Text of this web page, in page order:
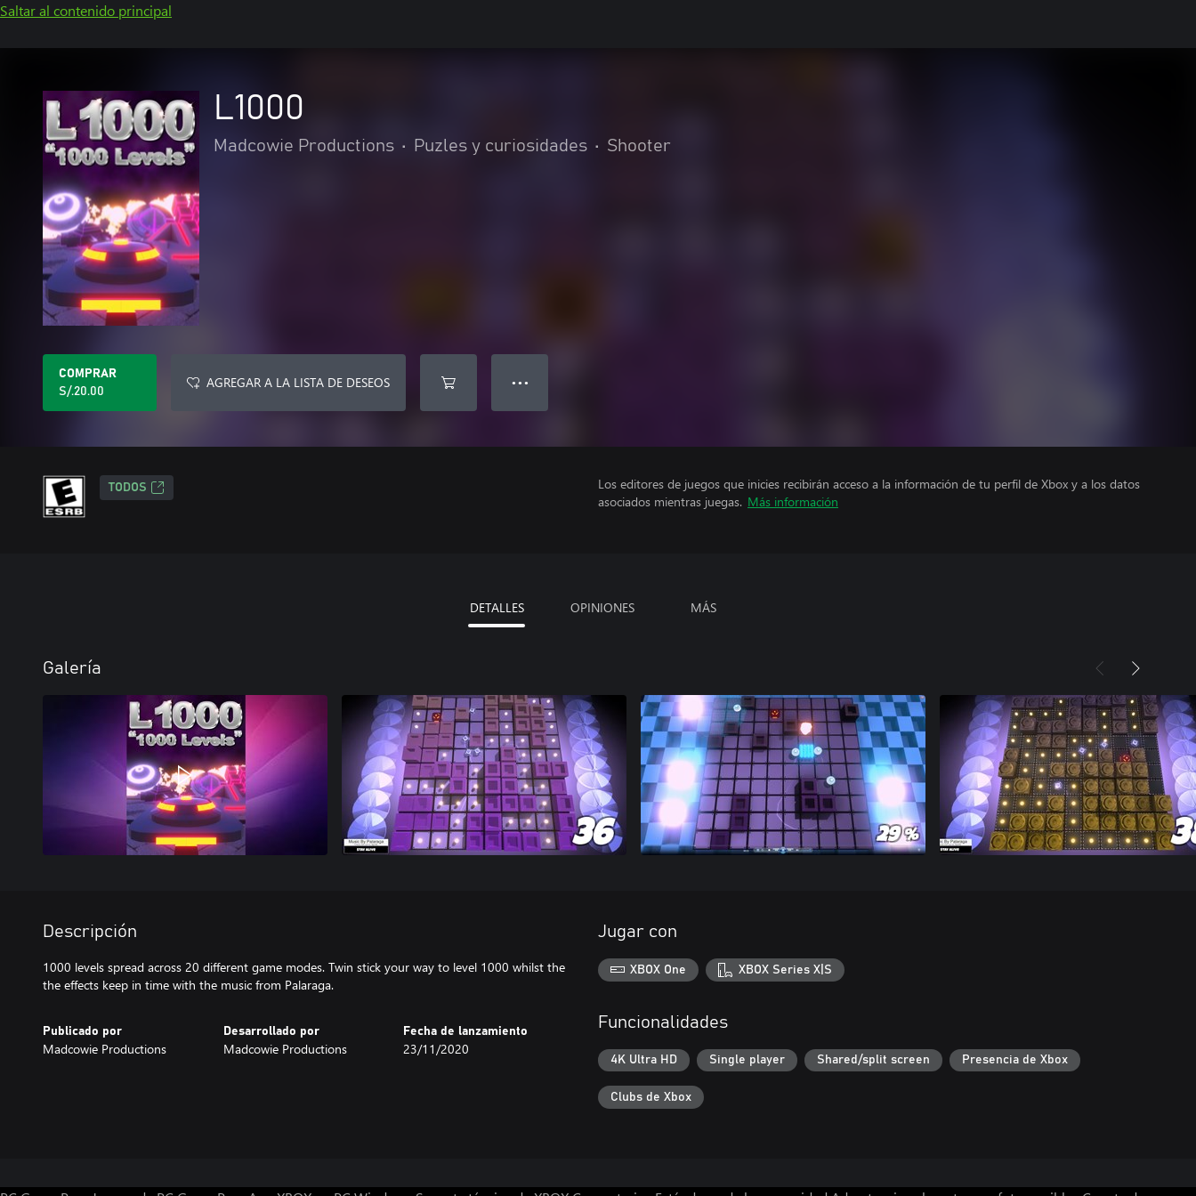
Saltar al contenido principal
L1000
Madcowie Productions • Puzles y curiosidades • Shooter
COMPRAR
S/.20.00
AGREGAR A LA LISTA DE DESEOS ● ● ●
TODOS
Los editores de juegos que inicies recibirán acceso a la información de tu perfil de Xbox y a los datos
asociados mientras juegas. Más información
DETALLES OPINIONES MÁS
Galería
Descripción
1000 levels spread across 20 different game modes. Twin stick your way to level 1000 whilst the
the effects keep in time with the music from Palaraga.
Publicado por
Madcowie Productions
Desarrollado por
Madcowie Productions
Fecha de lanzamiento
23/11/2020
Jugar con
XBOX One XBOX Series X|S
Funcionalidades
4K Ultra HD Single player Shared/split screen Presencia de Xbox
Clubs de Xbox